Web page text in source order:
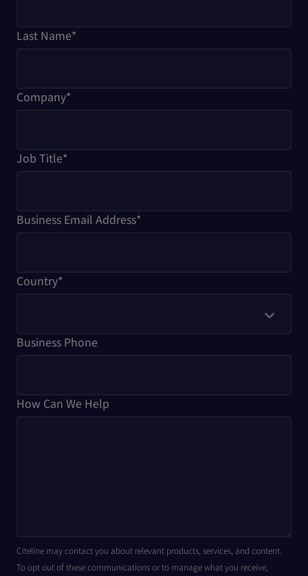
Last Name*
Company*
Job Title*
Business Email Address*
Country*
Business Phone
How Can We Help
Citeline may contact you about relevant products, services, and content.
To opt out of these communications or to manage what you receive,